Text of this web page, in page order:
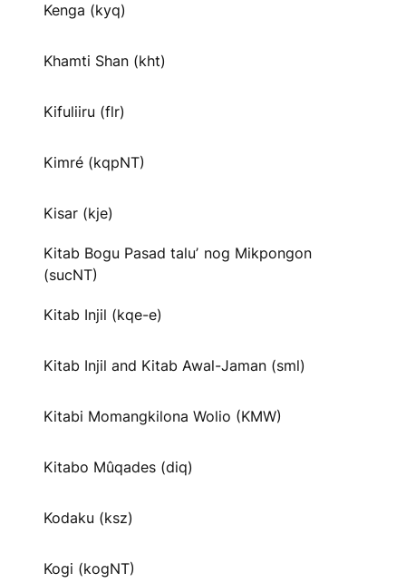
Kenga (kyq)
Khamti Shan (kht)
Kifuliiru (flr)
Kimré (kqpNT)
Kisar (kje)
Kitab Bogu Pasad taluʼ nog Mikpongon
(sucNT)
Kitab Injil (kqe-e)
Kitab Injil and Kitab Awal-Jaman (sml)
Kitabi Momangkilona Wolio (KMW)
Kitabo Mûqades (diq)
Kodaku (ksz)
Kogi (kogNT)